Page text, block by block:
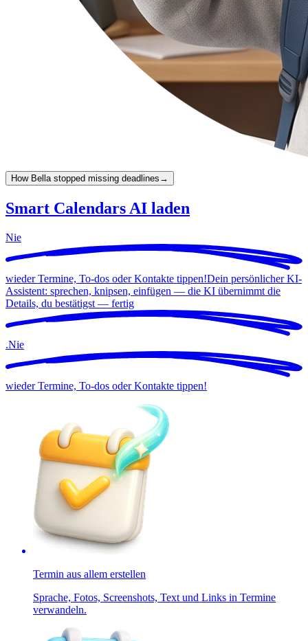
How Bella stopped missing deadlines →
Smart Calendars AI laden
Nie
wieder Termine, To-dos oder Kontakte tippen!Dein persönlicher KI-
Assistent: sprechen, knipsen, einfügen — die KI übernimmt die
Details, du bestätigst — fertig
.Nie
wieder Termine, To-dos oder Kontakte tippen!
Termin aus allem erstellen
Sprache, Fotos, Screenshots, Text und Links in Termine
verwandeln.